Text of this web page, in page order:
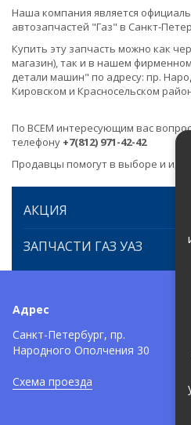
Наша компания является
автозапчастей "Газ" в Санкт-
Купить эту запчасть можно как
магазин), так и в нашем
детали машин" по адресу: пр.
Кировском и Красносельском
По ВСЕМ интересующим вас
телефону +7(812) 971-42-42
Продавцы помогут в выборе и
АКЦИЯ
ЗАПЧАСТИ ГАЗ УАЗ
Адрес
Санкт-Петербург, пр.
Народного Ополчения 30
Схема проезда